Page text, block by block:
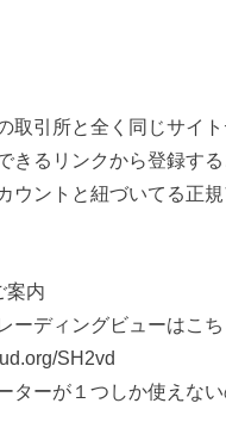
取引所と全く同じサイ
きるリンクから登録する
ウントと紐づいてる正
案内
ーディングビューはこ
SH2vd
ーが１つしか使えな